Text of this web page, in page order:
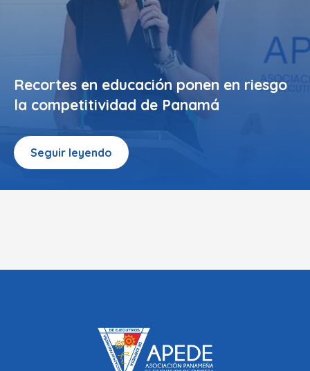
Recortes en educación ponen en riesgo
la competitividad de Panamá
Seguir leyendo